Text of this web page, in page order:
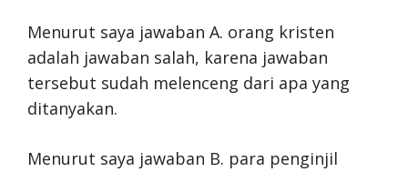
Menurut saya jawaban A. orang kristen
adalah jawaban salah, karena jawaban
tersebut sudah melenceng dari apa yang
ditanyakan.
Menurut saya jawaban B. para penginjil